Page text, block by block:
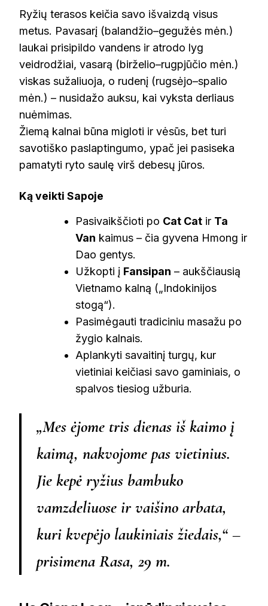
Ryžių terasos keičia savo išvaizdą visus
metus. Pavasarį (balandžio–gegužės mėn.)
laukai prisipildo vandens ir atrodo lyg
veidrodžiai, vasarą (birželio–rugpjūčio mėn.)
viskas sužaliuoja, o rudenį (rugsėjo–spalio
mėn.) – nusidažo auksu, kai vyksta derliaus
nuėmimas.
Žiemą kalnai būna migloti ir vėsūs, bet turi
savotiško paslaptingumo, ypač jei pasiseka
pamatyti ryto saulę virš debesų jūros.
Ką veikti Sapoje
Pasivaikščioti po Cat Cat ir Ta
Van kaimus – čia gyvena Hmong ir
Dao gentys.
Užkopti į Fansipan – aukščiausią
Vietnamo kalną („Indokinijos
stogą“).
Pasimėgauti tradiciniu masažu po
žygio kalnais.
Aplankyti savaitinį turgų, kur
vietiniai keičiasi savo gaminiais, o
spalvos tiesiog užburia.
„Mes ėjome tris dienas iš kaimo į
kaimą, nakvojome pas vietinius.
Jie kepė ryžius bambuko
vamzdeliuose ir vaišino arbata,
kuri kvepėjo laukiniais žiedais,“ –
prisimena Rasa, 29 m.